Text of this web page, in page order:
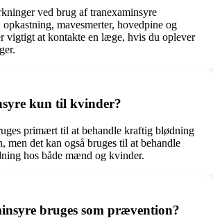
ved brug af tranexaminsyre
mavesmerter, hovedpine og
vigtigt at kontakte en læge, hvis du oplever
kun til kvinder?
primært til at behandle kraftig blødning
men det kan også bruges til at behandle
hos både mænd og kvinder.
bruges som prævention?